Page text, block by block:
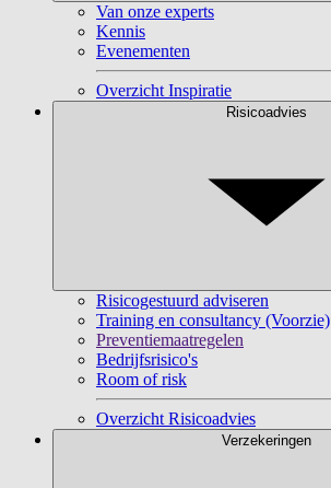
Van onze experts
Kennis
Evenementen
Overzicht Inspiratie
Risicoadvies
Risicogestuurd adviseren
Training en consultancy (Voorzie)
Preventiemaatregelen
Bedrijfsrisico's
Room of risk
Overzicht Risicoadvies
Verzekeringen